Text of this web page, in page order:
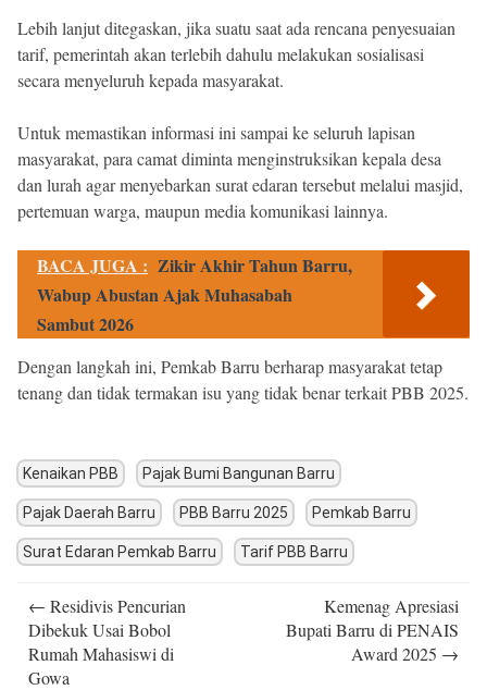
Lebih lanjut ditegaskan, jika suatu saat ada rencana penyesuaian
tarif, pemerintah akan terlebih dahulu melakukan sosialisasi
secara menyeluruh kepada masyarakat.
Untuk memastikan informasi ini sampai ke seluruh lapisan
masyarakat, para camat diminta menginstruksikan kepala desa
dan lurah agar menyebarkan surat edaran tersebut melalui masjid,
pertemuan warga, maupun media komunikasi lainnya.
BACA JUGA : Zikir Akhir Tahun Barru,
Wabup Abustan Ajak Muhasabah
Sambut 2026
Dengan langkah ini, Pemkab Barru berharap masyarakat tetap
tenang dan tidak termakan isu yang tidak benar terkait PBB 2025.
Kenaikan PBB Pajak Bumi Bangunan Barru
Pajak Daerah Barru PBB Barru 2025 Pemkab Barru
Surat Edaran Pemkab Barru Tarif PBB Barru
navigation
← Residivis Pencurian
Dibekuk Usai Bobol
Rumah Mahasiswi di
Gowa
Kemenag Apresiasi
Bupati Barru di PENAIS
Award 2025 →